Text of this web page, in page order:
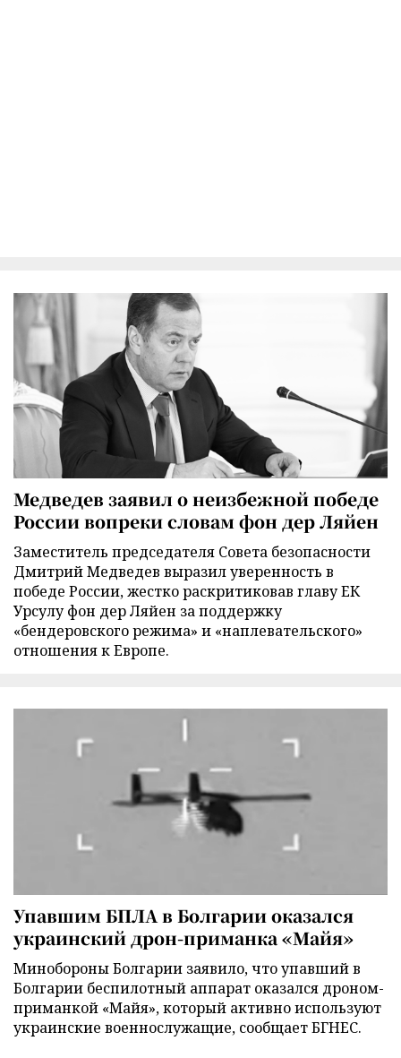
Медведев заявил о неизбежной победе
России вопреки словам фон дер Ляйен
Заместитель председателя Совета безопасности
Дмитрий Медведев выразил уверенность в
победе России, жестко раскритиковав главу ЕК
Урсулу фон дер Ляйен за поддержку
«бендеровского режима» и «наплевательского»
отношения к Европе.
Упавшим БПЛА в Болгарии оказался
украинский дрон-приманка «Майя»
Минобороны Болгарии заявило, что упавший в
Болгарии беспилотный аппарат оказался дроном-
приманкой «Майя», который активно используют
украинские военнослужащие, сообщает БГНЕС.